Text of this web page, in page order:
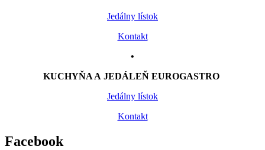
Jedálny lístok
Kontakt
•
KUCHYŇA A JEDÁLEŇ EUROGASTRO
Jedálny lístok
Kontakt
Facebook